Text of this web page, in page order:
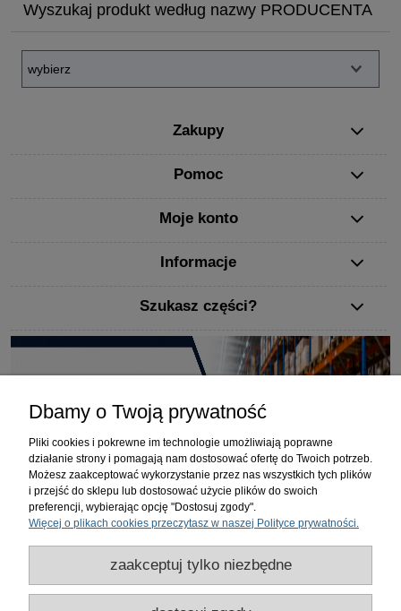
Wyszukaj produkt według nazwy PRODUCENTA
Zakupy
Pomoc
Moje konto
Informacje
Szukasz części?
Dbamy o Twoją prywatność
Pliki cookies i pokrewne im technologie umożliwiają poprawne
działanie strony i pomagają nam dostosować ofertę do Twoich potrzeb.
Możesz zaakceptować wykorzystanie przez nas wszystkich tych plików
i przejść do sklepu lub dostosować użycie plików do swoich
preferencji, wybierając opcję "Dostosuj zgody".
Więcej o plikach cookies przeczytasz w naszej Polityce prywatności.
zaakceptuj tylko niezbędne